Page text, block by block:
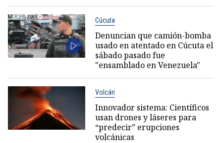
Cúcuta
Denuncian que camión-bomba
usado en atentado en Cúcuta el
sábado pasado fue
"ensamblado en Venezuela"
Volcán
Innovador sistema: Científicos
usan drones y láseres para
“predecir” erupciones
volcánicas